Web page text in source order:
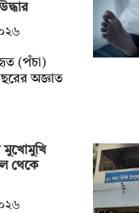
(পঁচা)
অজ্ঞাত
মুখোমুখি
থেকে